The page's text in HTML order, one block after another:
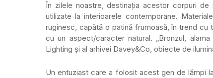
În zilele noastre, destinația acestor corpuri
utilizate la interioarele contemporane.
ruginesc, capătă o patină frumoasă, în trend
cu un aspect/caracter natural. „Bronzul,
Lighting și al arhivei Davey&Co, obiecte de
Un entuziast care a folosit acest gen de lămpi